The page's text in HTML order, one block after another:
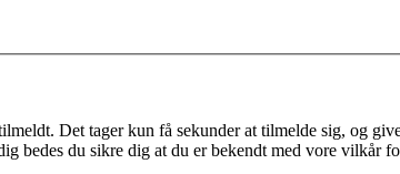
Det tager kun få sekunder at tilmelde sig, og
bedes du sikre dig at du er bekendt med vore vilkår